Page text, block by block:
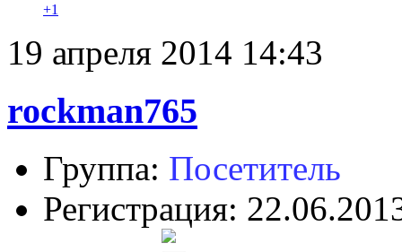
+1
19 апреля 2014 14:43
rockman765
Группа: Посетитель
Регистрация: